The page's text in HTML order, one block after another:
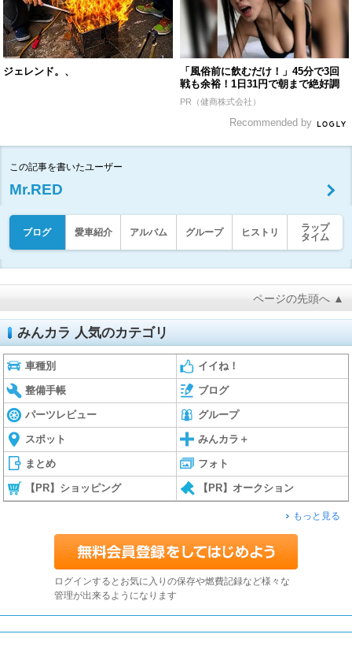
ジェレンド。、
「風俗前に飲むだけ！」45分で3回
戦も余裕！1日31円で朝まで絶好調
PR（健商株式会社）
Recommended by
この記事を書いたユーザー
Mr.RED
ブログ 愛車紹介 アルバム グループ ヒストリ
ラップ
タイム
ページの先頭へ ▲
みんカラ 人気のカテゴリ
車種別 イイね！
整備手帳 ブログ
パーツレビュー グループ
スポット みんカラ＋
まとめ フォト
【PR】ショッピング 【PR】オークション
もっと見る
ログインするとお気に入りの保存や燃費記録など様々な
管理が出来るようになります